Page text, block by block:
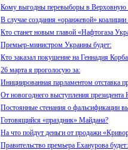
Кому выгодны перевыборы в Верховную
В случае создания «оранжевой»
Кто станет новым главой «Нафтогаза
Премьер-министром Украины будет:
Кто заказал покушение на Геннадия
26 марта я проголосую за:
Инициированная парламентом отставка
От новогоднего выступления
Постоянные стенания о фальсификации
Готовящийся «праздник» Майдана?
На что пойдут деньги от продажи
Правительство премьера Еханурова будет: